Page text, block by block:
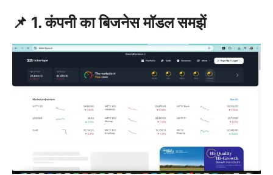
📌 1. कंपनी का बिजनेस मॉडल समझें